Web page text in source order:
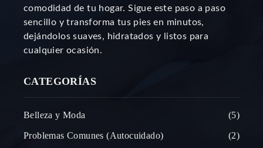
comodidad de tu hogar. Sigue este paso a paso
sencillo y transforma tus pies en minutos,
dejándolos suaves, hidratados y listos para
cualquier ocasión.
CATEGORÍAS
Belleza y Moda 5
Problemas Comunes (Autocuidado) 2